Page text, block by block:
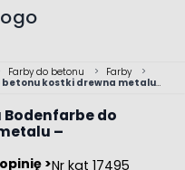
Farby do betonu > Farby
>
betonu kostki drewna metalu
Bodenfarbe do
–
>Nr kat 17495